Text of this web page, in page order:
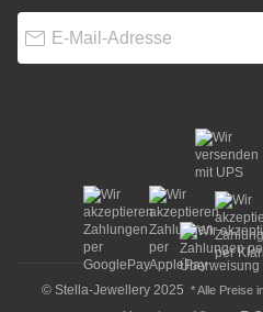
© Stella-Jewellery 2025 * Alle Preise